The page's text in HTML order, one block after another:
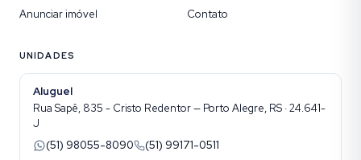
Anunciar imóvel
Contato
UNIDADES
Aluguel
Rua Sapê, 835 - Cristo Redentor — Porto Alegre, RS · 24.641-
J
(51) 98055-8090
(51) 99171-0511